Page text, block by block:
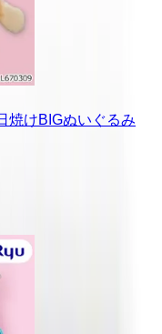
けBIGぬいぐるみ